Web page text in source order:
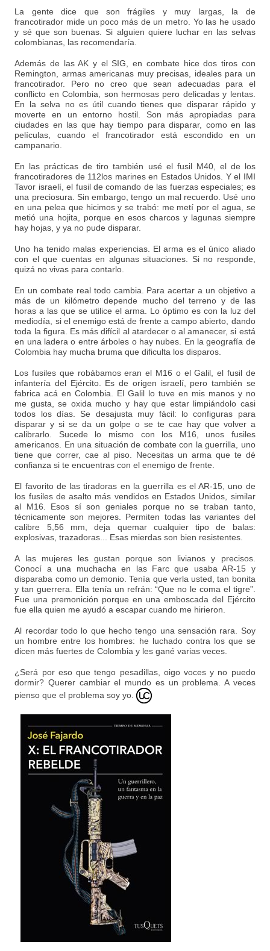
La gente dice que son frágiles y muy largas, la de
francotirador mide un poco más de un metro. Yo las he usado
y sé que son buenas. Si alguien quiere luchar en las selvas
colombianas, las recomendaría.
Además de las AK y el SIG, en combate hice dos tiros con
Remington, armas americanas muy precisas, ideales para un
francotirador. Pero no creo que sean adecuadas para el
conflicto en Colombia, son hermosas pero delicadas y lentas.
En la selva no es útil cuando tienes que disparar rápido y
moverte en un entorno hostil. Son más apropiadas para
ciudades en las que hay tiempo para disparar, como en las
películas, cuando el francotirador está escondido en un
campanario.
En las prácticas de tiro también usé el fusil M40, el de los
francotiradores de 112los marines en Estados Unidos. Y el IMI
Tavor israelí, el fusil de comando de las fuerzas especiales; es
una preciosura. Sin embargo, tengo un mal recuerdo. Usé uno
en una pelea que hicimos y se trabó: me metí por el agua, se
metió una hojita, porque en esos charcos y lagunas siempre
hay hojas, y ya no pude disparar.
Uno ha tenido malas experiencias. El arma es el único aliado
con el que cuentas en algunas situaciones. Si no responde,
quizá no vivas para contarlo.
En un combate real todo cambia. Para acertar a un objetivo a
más de un kilómetro depende mucho del terreno y de las
horas a las que se utilice el arma. Lo óptimo es con la luz del
mediodía, si el enemigo está de frente a campo abierto, dando
toda la figura. Es más difícil al atardecer o al amanecer, si está
en una ladera o entre árboles o hay nubes. En la geografía de
Colombia hay mucha bruma que dificulta los disparos.
Los fusiles que robábamos eran el M16 o el Galil, el fusil de
infantería del Ejército. Es de origen israelí, pero también se
fabrica acá en Colombia. El Galil lo tuve en mis manos y no
me gusta, se oxida mucho y hay que estar limpiándolo casi
todos los días. Se desajusta muy fácil: lo configuras para
disparar y si se da un golpe o se te cae hay que volver a
calibrarlo. Sucede lo mismo con los M16, unos fusiles
americanos. En una situación de combate con la guerrilla, uno
tiene que correr, cae al piso. Necesitas un arma que te dé
confianza si te encuentras con el enemigo de frente.
El favorito de las tiradoras en la guerrilla es el AR-15, uno de
los fusiles de asalto más vendidos en Estados Unidos, similar
al M16. Esos sí son geniales porque no se traban tanto,
técnicamente son mejores. Permiten todas las variantes del
calibre 5,56 mm, deja quemar cualquier tipo de balas:
explosivas, trazadoras... Esas mierdas son bien resistentes.
A las mujeres les gustan porque son livianos y precisos.
Conocí a una muchacha en las Farc que usaba AR-15 y
disparaba como un demonio. Tenía que verla usted, tan bonita
y tan guerrera. Ella tenía un refrán: “Que no le coma el tigre”.
Fue una premonición porque en una emboscada del Ejército
fue ella quien me ayudó a escapar cuando me hirieron.
Al recordar todo lo que hecho tengo una sensación rara. Soy
un hombre entre los hombres: he luchado contra los que se
dicen más fuertes de Colombia y les gané varias veces.
¿Será por eso que tengo pesadillas, oigo voces y no puedo
dormir? Querer cambiar el mundo es un problema. A veces
pienso que el problema soy yo.